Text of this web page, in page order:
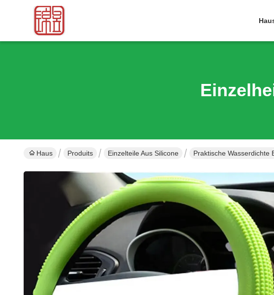
Haus Produits Einzelteile Aus Silicone Praktische Wasserdichte